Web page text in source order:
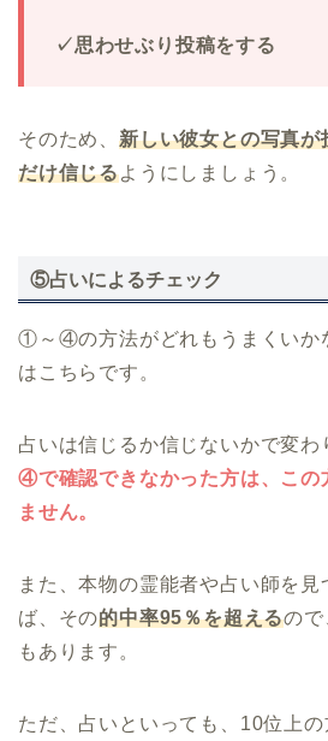
✓思わせぶり投稿をする
そのため、 新しい彼女との写真
だけ信じるようにしましょう。
⑤占いによるチェック
①～④の方法がどれもうまくいか
はこちらです。
占いは信じるか信じないかで変わ
④で確認できなかった方は、この
ません。
また、本物の霊能者や占い師を
ば、その的中率95％を超えるので
もあります。
ただ、占いといっても、10位上